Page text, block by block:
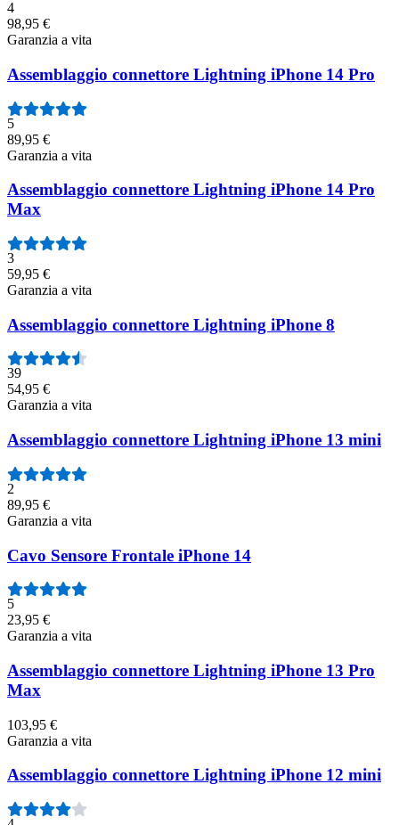
4
98,95 €
Garanzia a vita
Assemblaggio connettore Lightning iPhone 14 Pro
5
89,95 €
Garanzia a vita
Assemblaggio connettore Lightning iPhone 14 Pro
Max
3
59,95 €
Garanzia a vita
Assemblaggio connettore Lightning iPhone 8
39
54,95 €
Garanzia a vita
Assemblaggio connettore Lightning iPhone 13 mini
2
89,95 €
Garanzia a vita
Cavo Sensore Frontale iPhone 14
5
23,95 €
Garanzia a vita
Assemblaggio connettore Lightning iPhone 13 Pro
Max
103,95 €
Garanzia a vita
Assemblaggio connettore Lightning iPhone 12 mini